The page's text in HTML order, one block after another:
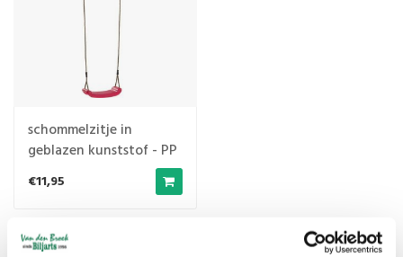
schommelzitje in
geblazen kunststof - PP
roze
€11,95